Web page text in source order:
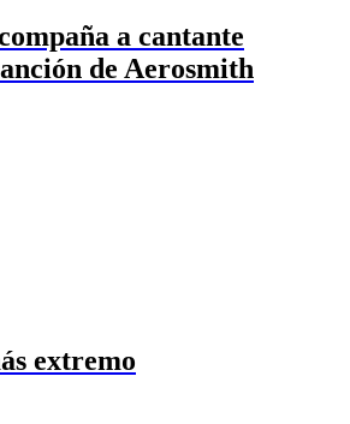
a cantante
de Aerosmith
extremo